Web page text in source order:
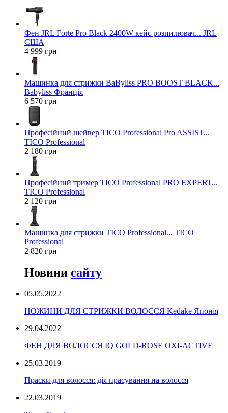
Фен JRL Forte Pro Black 2400W кейс розпилювач... JRL
США
4 999 грн
Машинка для стрижки BaByliss PRO BOOST BLACK...
Babyliss Франція
6 570 грн
Професійний шейвер TICO Professional Pro ASSIST...
TICO Professional
2 180 грн
Професійний тример TICO Professional PRO EXPERT...
TICO Professional
2 120 грн
Машинка для стрижки TICO Professional... TICO
Professional
2 820 грн
Новини сайту
05.05.2022
НОЖИНИ ДЛЯ СТРИЖКИ ВОЛОССЯ Kedake Японія
29.04.2022
ФЕН ДЛЯ ВОЛОССЯ IQ GOLD-ROSE OXI-ACTIVE
25.03.2019
Праски для волосся: дія прасування на волосся
22.03.2019